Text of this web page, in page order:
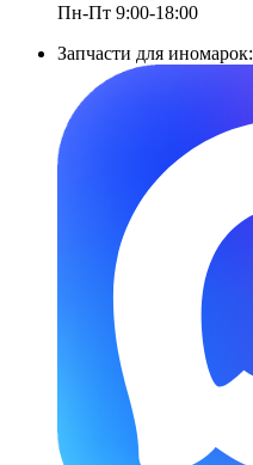
Пн-Пт 9:00-18:00
Запчасти для иномарок: